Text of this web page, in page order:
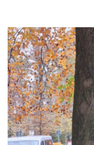
10
BUDEN
IN
2,5
STUNDEN!!!